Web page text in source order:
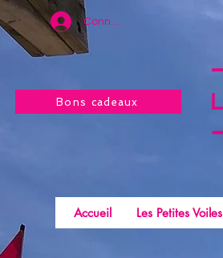
Connexion
Bons cadeaux
Accueil Les Petites Voiles